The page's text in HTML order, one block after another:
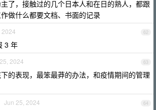
了，接触过的几个日本人和在日的熟人，都跟
做什么都要文档、书面的记录
62
2024
3 年
63
2024
的表现，最笨最莽的办法，和疫情期间的管理
64
Jun 25, 2024